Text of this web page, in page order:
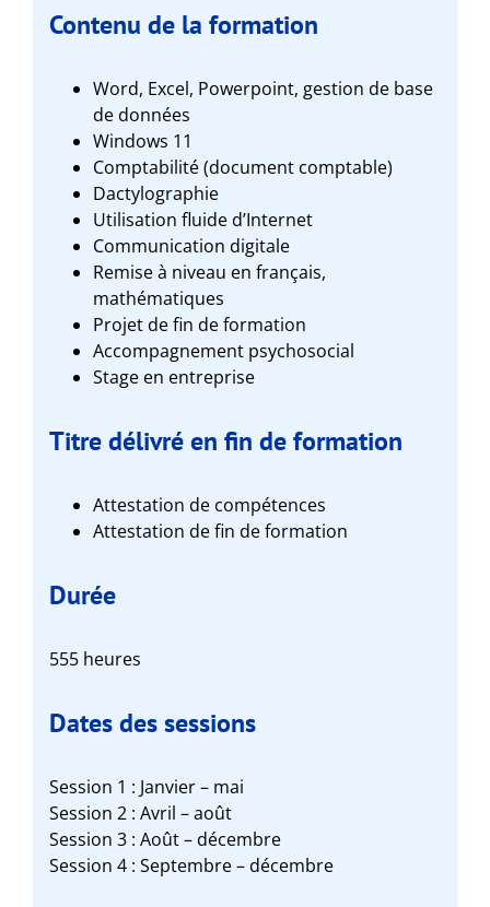
Contenu de la formation
Word, Excel, Powerpoint, gestion de base
de données
Windows 11
Comptabilité (document comptable)
Dactylographie
Utilisation fluide d’Internet
Communication digitale
Remise à niveau en français,
mathématiques
Projet de fin de formation
Accompagnement psychosocial
Stage en entreprise
Titre délivré en fin de formation
Attestation de compétences
Attestation de fin de formation
Durée
555 heures
Dates des sessions
Session 1 : Janvier – mai
Session 2 : Avril – août
Session 3 : Août – décembre
Session 4 : Septembre – décembre